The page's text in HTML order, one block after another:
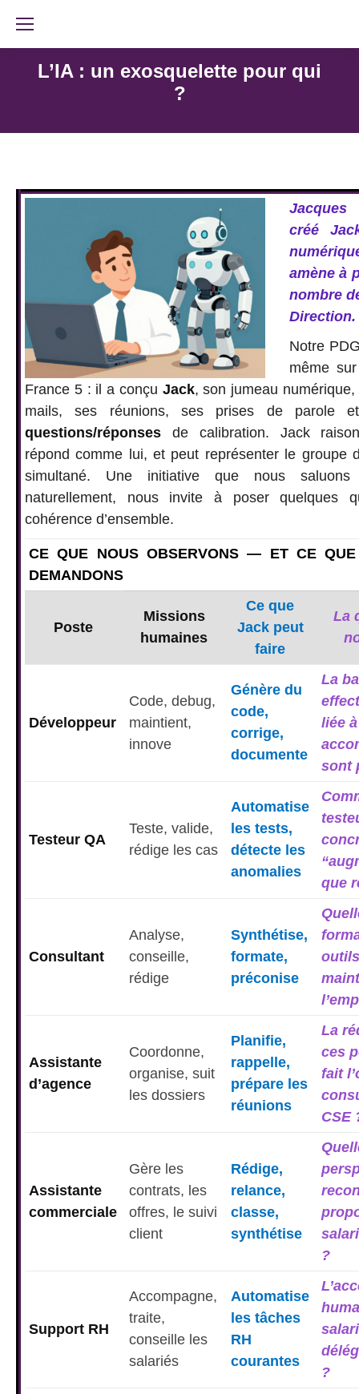
L’IA : un exosquelette pour qui
?
Jacques
créé
amène à
nombre
Direction.
Notre
même
France 5 : il a conçu Jack, son jumeau
mails, ses réunions, ses prises de parole
questions/réponses de calibration. Jack
répond comme lui, et peut représenter le groupe
simultané. Une initiative que nous
naturellement, nous invite à poser quelques
cohérence d’ensemble.
CE QUE NOUS OBSERVONS — ET CE QUE
DEMANDONS
Poste
Missions
humaines
Ce que
Jack peut
faire
La
Développeur
Code, debug,
maintient,
innove
Génère du
code,
corrige,
documente
La
liée
sont
Testeur QA
Teste, valide,
rédige les cas
Automatise
les tests,
détecte les
anomalies
que
Consultant
Analyse,
conseille,
rédige
Synthétise,
formate,
préconise
Assistante
d’agence
Coordonne,
organise, suit
les dossiers
Planifie,
rappelle,
prépare les
réunions
La
ces
fait
CSE
Assistante
commerciale
Gère les
contrats, les
offres, le suivi
client
Rédige,
relance,
classe,
synthétise
?
Support RH
Accompagne,
traite,
conseille les
salariés
Automatise
les tâches
RH
courantes
?